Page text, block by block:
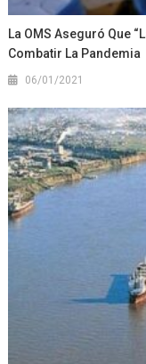
La OMS Aseguró Que
Combatir La Pandemia
06/01/2021